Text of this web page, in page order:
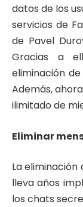
datos de los
servicios de
de Pavel
Gracias a
eliminación
Además,
ilimitado de
Eliminar
La
lleva años
los chats